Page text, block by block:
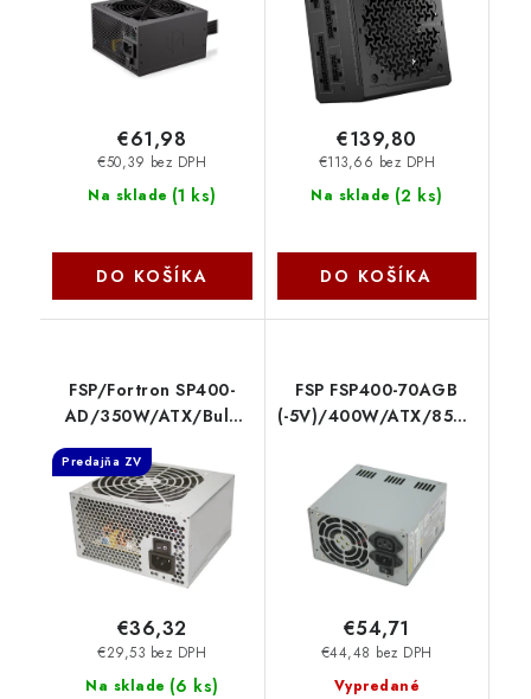
Na sklade (1 ks)
€50,39 bez DPH
€61,98
DO KOŠÍKA
Na sklade (2 ks)
€113,66 bez DPH
€139,80
DO KOŠÍKA
FSP/Fortron SP400-
AD/350W/ATX/Bulk
9PA350DR00
Predajňa ZV
Na sklade (6 ks)
€29,53 bez DPH
€36,32
FSP FSP400-70AGB
(-5V)/400W/ATX/85%/Bulk
Vypredané
€44,48 bez DPH
€54,71